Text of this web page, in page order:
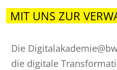
MIT UNS ZUR
Die
die digitale